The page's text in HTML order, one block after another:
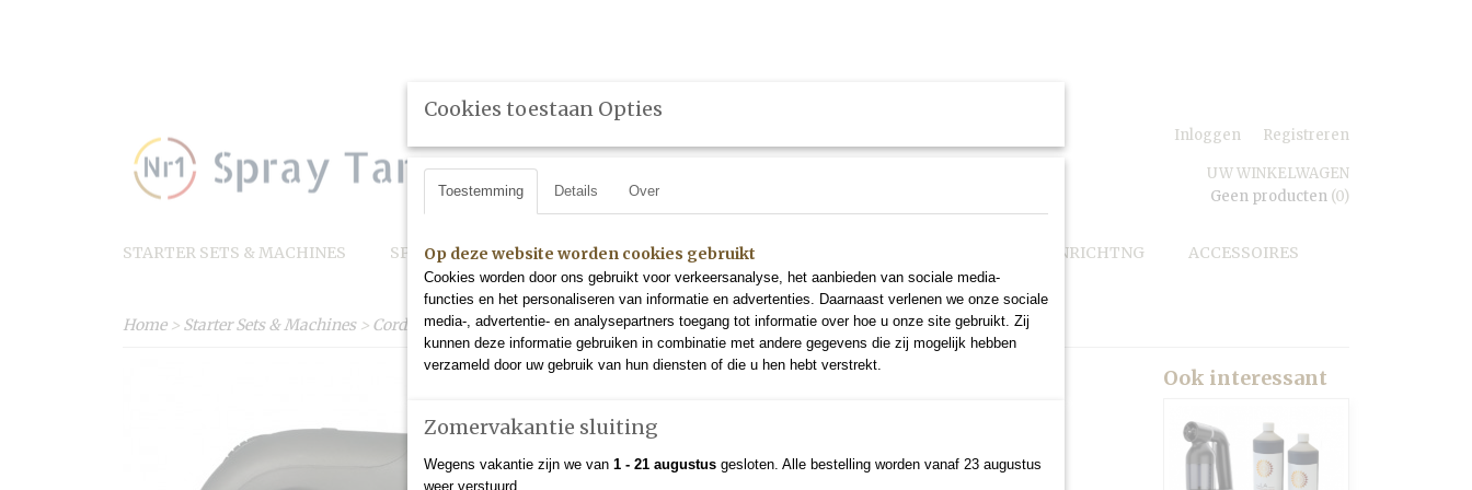
Inloggen Registreren
UW WINKELWAGEN
Geen producten (0)
STARTER SETS & MACHINES SPRAY TAN VLOEISTOFFEN (ONLINE) CURSUS SALON INRICHTNG ACCESSOIRES
Home> Starter Sets & Machines> Cordless Tan Handy Zwart
Cordless Tan Handy Zwart
€ 134,95
✓Op voorraad
Ook interessant
Cookies toestaan Opties
Toestemming Details Over
Op deze website worden cookies gebruikt
Cookies worden door ons gebruikt voor verkeersanalyse, het aanbieden van sociale media-
functies en het personaliseren van informatie en advertenties. Daarnaast verlenen we onze sociale
media-, advertentie- en analysepartners toegang tot informatie over hoe u onze site gebruikt. Zij
kunnen deze informatie gebruiken in combinatie met andere gegevens die zij mogelijk hebben
verzameld door uw gebruik van hun diensten of die u hen hebt verstrekt.
Zomervakantie sluiting
Wegens vakantie zijn we van 1 - 21 augustus gesloten. Alle bestelling worden vanaf 23 augustus
weer verstuurd